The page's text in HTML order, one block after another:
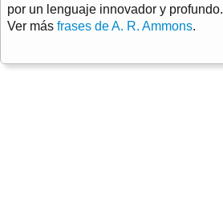
por un lenguaje innovador y profundo.
Ver más frases de A. R. Ammons.